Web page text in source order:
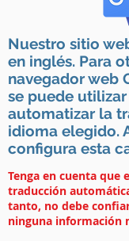
Nuestro sitio
en inglés. Para
navegador web
se puede
automatizar la
idioma elegido.
configura esta
Tenga en cuenta que
traducción
tanto, no debe
ninguna información